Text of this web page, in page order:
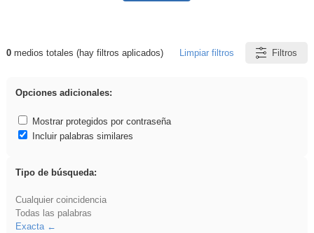
Resultados de: ies_galileo_galilei
0medios totales (hay filtros aplicados) Limpiar filtros Filtros
Opciones adicionales:
Mostrar protegidos por contraseña
Incluir palabras similares
Tipo de búsqueda:
Cualquier coincidencia
Todas las palabras
Exacta